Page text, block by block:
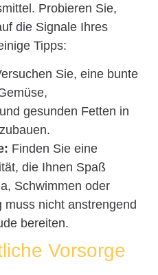
Probieren Sie,
die Signale Ihres
Tipps:
Sie, eine bunte
gesunden Fetten in
Finden Sie eine
die Ihnen Spaß
Schwimmen oder
muss nicht anstrengend
bereiten.
Vorsorge